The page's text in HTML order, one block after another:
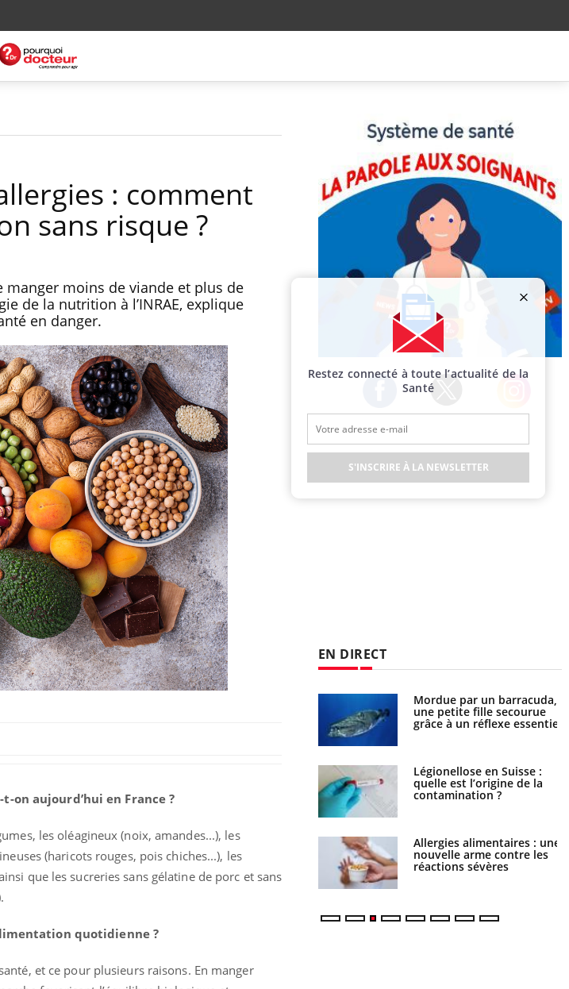
: comment
sans risque ?
moins de viande et plus de
de la nutrition à l’INRAE, explique
en danger.
on aujourd’hui en France ?
les oléagineux (noix, amandes...), les
(haricots rouges, pois chiches...), les
que les sucreries sans gélatine de porc et sans
quotidienne ?
et ce pour plusieurs raisons. En manger
Facebook Twitter Instagram
EN DIRECT
moins de
bénéfique
lecture ?
Mordue par une tique en
vacances, elle reste dans le
coma pendant 42 jours
Mordue par un barracuda,
une petite fille secourue
grâce à un réflexe essentiel
Légionellose en Suisse :
quelle est l’origine de la
contamination ?
Allergies alimentaires : une
nouvelle arme contre les
réactions sévères
Restez connecté à toute l’actualité de la
Santé
S'INSCRIRE À LA NEWSLETTER